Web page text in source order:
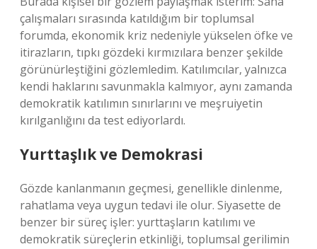
çalışmaları sırasında katıldığım bir toplumsal
forumda, ekonomik kriz nedeniyle yükselen öfke ve
itirazların, tıpkı gözdeki kırmızılara benzer şekilde
görünürleştiğini gözlemledim. Katılımcılar, yalnızca
kendi haklarını savunmakla kalmıyor, aynı zamanda
demokratik katılımın sınırlarını ve meşruiyetin
kırılganlığını da test ediyorlardı.
Yurttaşlık ve Demokrasi
Gözde kanlanmanın geçmesi, genellikle dinlenme,
rahatlama veya uygun tedavi ile olur. Siyasette de
benzer bir süreç işler: yurttaşların katılımı ve
demokratik süreçlerin etkinliği, toplumsal gerilimin